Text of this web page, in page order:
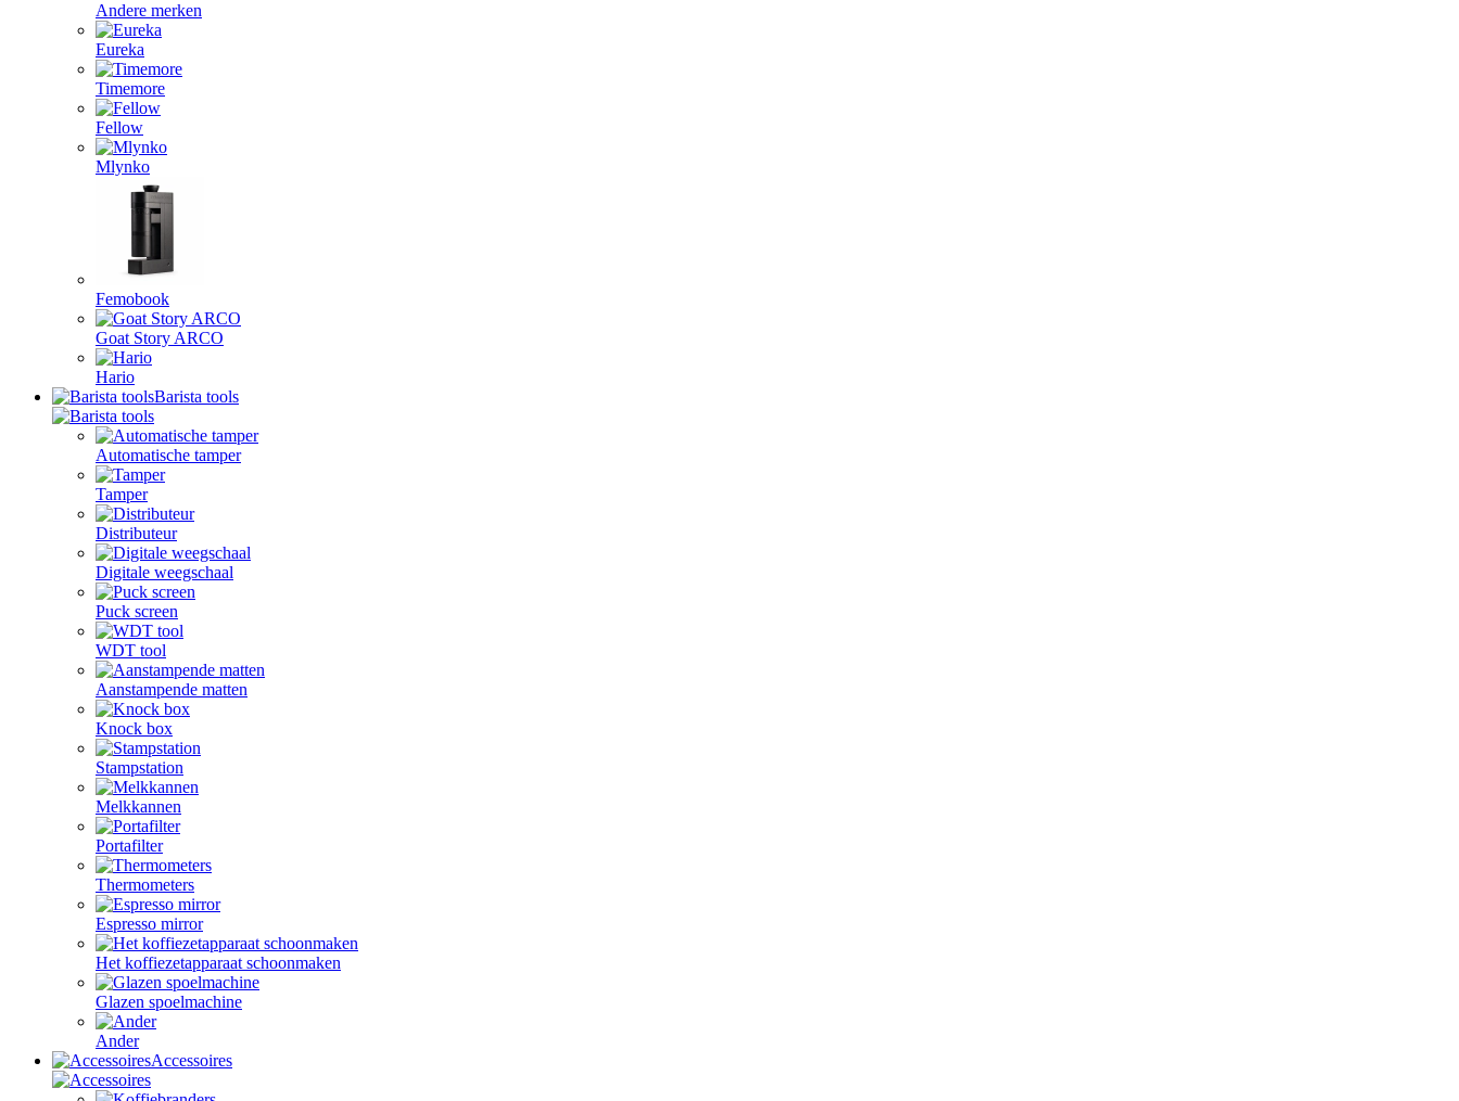
Andere merken
Eureka
Timemore
Fellow
Mlynko
Femobook
Goat Story ARCO
Hario
Barista tools
Automatische tamper
Tamper
Distributeur
Digitale weegschaal
Puck screen
WDT tool
Aanstampende matten
Knock box
Stampstation
Melkkannen
Portafilter
Thermometers
Espresso mirror
Het koffiezetapparaat schoonmaken
Glazen spoelmachine
Ander
Accessoires